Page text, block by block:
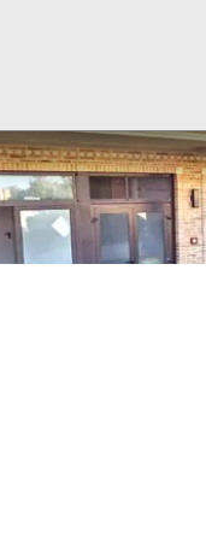
Negozio (sub 12)
polifunzionale
(Macerata)
€